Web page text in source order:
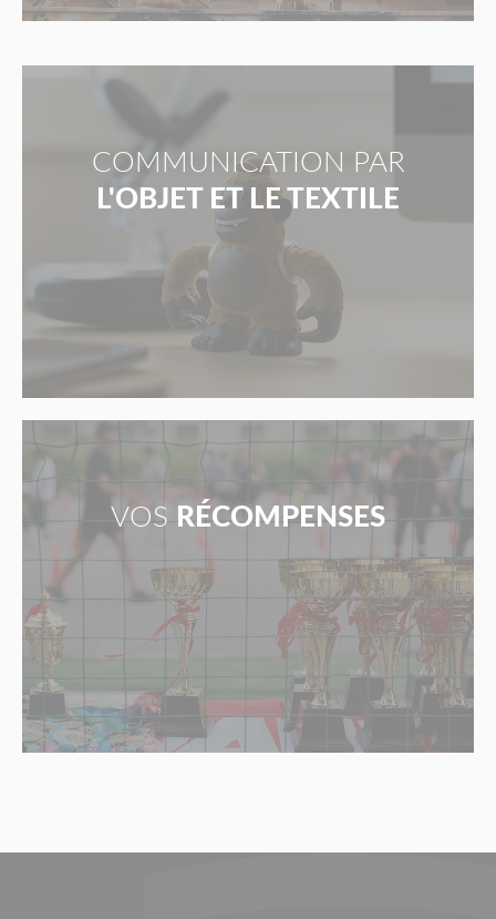
COMMUNICATION PAR
L'OBJET ET LE TEXTILE
VOS RÉCOMPENSES